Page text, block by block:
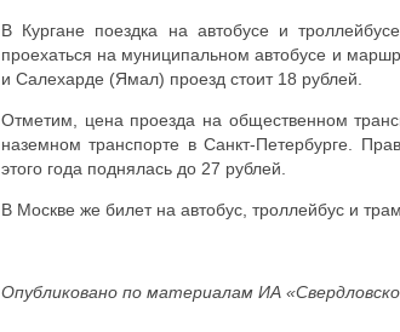
В Кургане поездка на автобусе и
проехаться на муниципальном автобусе и
и Салехарде (Ямал) проезд стоит 18 рублей.
Отметим, цена проезда на общественном
наземном транспорте в Санкт-Петербурге.
этого года поднялась до 27 рублей.
В Москве же билет на автобус, троллейбус и
Опубликовано по материалам ИА